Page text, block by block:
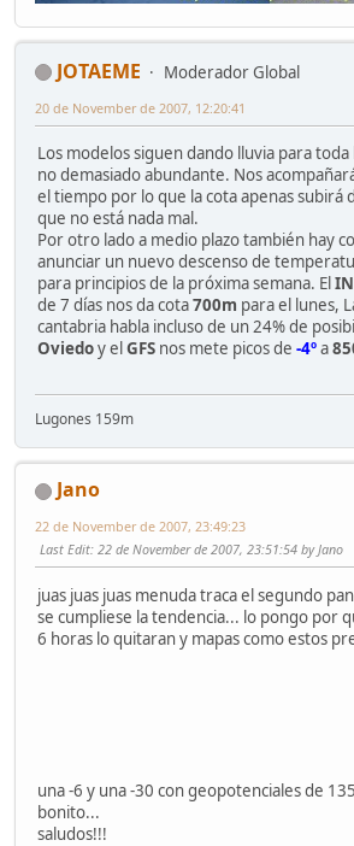
JOTAEME
Moderador Global
20 de November de 2007, 12:20:41
Los modelos siguen dando lluvia para toda
no demasiado abundante. Nos
el tiempo por lo que la cota apenas subirá
que no está nada mal.
Por otro lado a medio plazo también hay
anunciar un nuevo descenso de
para principios de la próxima semana. El
de 7 días nos da cota700m para el lunes,
cantabria habla incluso de un 24% de
Oviedoy elGFS nos mete picos de -4ºa
Lugones 159m
Jano
22 de November de 2007, 23:49:23
Last Edit: 22 de November de 2007, 23:51:54 by Jano
juas juas juas menuda traca el segundo
se cumpliese la tendencia... lo pongo por
6 horas lo quitaran y mapas como estos
una -6 y una -30 con geopotenciales de
bonito...
saludos!!!